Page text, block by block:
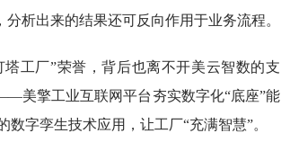
析出来的结果还可反向作用于业务流程。
工厂”荣誉，背后也离不开美云智数的支
美擎工业互联网平台夯实数字化“底座”能
字孪生技术应用，让工厂“充满智慧”。